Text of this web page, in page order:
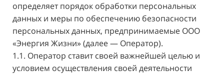
определяет порядок обработки персональных
данных и меры по обеспечению безопасности
персональных данных, предпринимаемые ООО
«Энергия Жизни»(далее — Оператор).
1.1. Оператор ставит своей важнейшей целью и
условием осуществления своей деятельности